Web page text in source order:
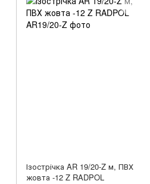
Ізострічка AR 19/20-Z м, ПВХ
жовта -12 Z RADPOL